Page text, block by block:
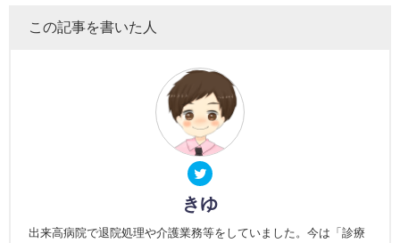
この記事を書いた人
きゆ
出来高病院で退院処理や介護業務等をしていました。今は「診療